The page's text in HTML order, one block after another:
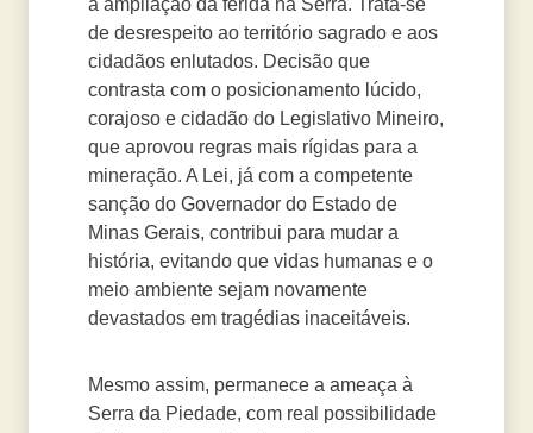
a ampliação da ferida na Serra. Trata-se
de desrespeito ao território sagrado e aos
cidadãos enlutados. Decisão que
contrasta com o posicionamento lúcido,
corajoso e cidadão do Legislativo Mineiro,
que aprovou regras mais rígidas para a
mineração. A Lei, já com a competente
sanção do Governador do Estado de
Minas Gerais, contribui para mudar a
história, evitando que vidas humanas e o
meio ambiente sejam novamente
devastados em tragédias inaceitáveis.
Mesmo assim, permanece a ameaça à
Serra da Piedade, com real possibilidade